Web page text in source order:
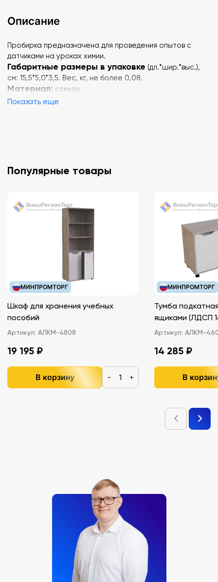
Описание
Пробирка предназначена для проведения опытов с
датчиками на уроках химии.
Габаритные размеры в упаковке (дл.*шир.*выс.),
см: 15,5*5,0*3,5. Вес, кг, не более 0,08.
Материал: стекло.
Показать еще
Популярные товары
МИНПРОМТОРГ
Шкаф для хранения учебных
пособий
Артикул: АЛКМ-4808
19 195 ₽
В корзину − +
МИНПРОМТОРГ
Тумба
ящиками
Артикул: АЛКМ-
14 285 ₽
В